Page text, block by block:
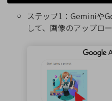
ステップ1：Geminiや
して、画像のアップロ